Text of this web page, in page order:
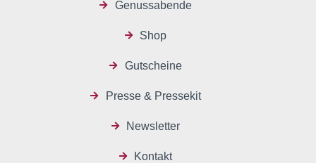
Genussabende
Shop
Gutscheine
Presse & Pressekit
Newsletter
Kontakt